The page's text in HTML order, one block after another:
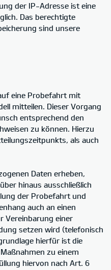
der IP-Adresse ist eine
Das berechtigte
sind unsere
eine Probefahrt mit
mitteilen. Dieser Vorgang
entsprechend den
zu können. Hierzu
als auch
Daten erheben,
hinaus ausschließlich
der Probefahrt und
auch an einen
Vereinbarung einer
setzen wird (telefonisch
hierfür ist die
zu einem
hiervon nach Art. 6